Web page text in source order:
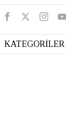
KATEGORİLER